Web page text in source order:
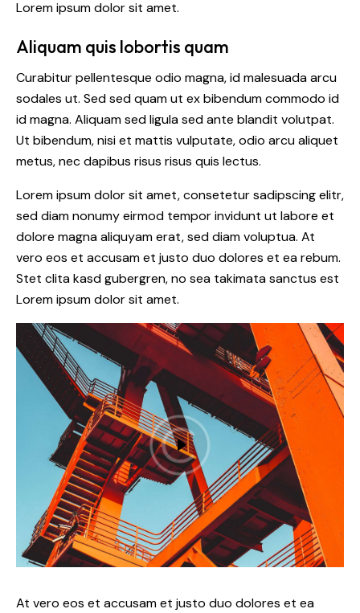
Lorem ipsum dolor sit amet.
Aliquam quis lobortis quam
Curabitur pellentesque odio magna, id malesuada arcu
sodales ut. Sed sed quam ut ex bibendum commodo id
id magna. Aliquam sed ligula sed ante blandit volutpat.
Ut bibendum, nisi et mattis vulputate, odio arcu aliquet
metus, nec dapibus risus risus quis lectus.
Lorem ipsum dolor sit amet, consetetur sadipscing elitr,
sed diam nonumy eirmod tempor invidunt ut labore et
dolore magna aliquyam erat, sed diam voluptua. At
vero eos et accusam et justo duo dolores et ea rebum.
Stet clita kasd gubergren, no sea takimata sanctus est
Lorem ipsum dolor sit amet.
At vero eos et accusam et justo duo dolores et ea